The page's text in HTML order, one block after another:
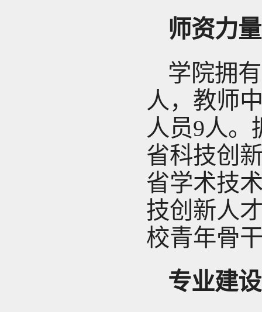
师资力量
学院拥
人，教师
人员9人。
省科技创
省学术技
技创新人
校青年骨
专业建设